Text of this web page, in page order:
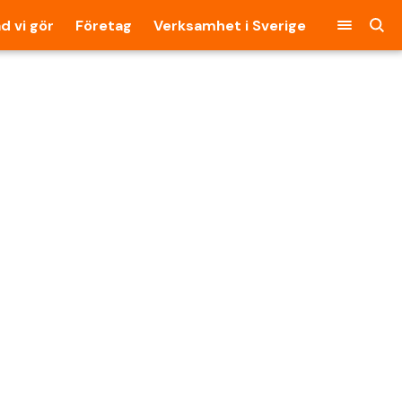
vi gör Företag Verksamhet i Sverige